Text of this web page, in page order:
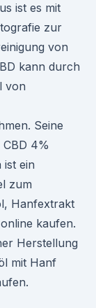
ist es mit
zur
von
kann durch
von
Seine
4%
ist ein
zum
Hanfextrakt
kaufen.
Herstellung
mit Hanf